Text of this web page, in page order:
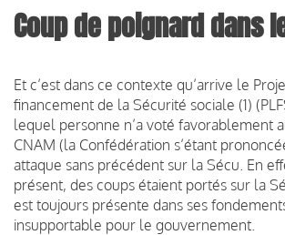
Coup de poignard dans
Et c’est dans ce contexte qu’arrive le
financement de la Sécurité sociale (1)
lequel personne n’a voté favorablement
CNAM (la Confédération s’étant
attaque sans précédent sur la Sécu. En
présent, des coups étaient portés sur la
est toujours présente dans ses
insupportable pour le gouvernement.